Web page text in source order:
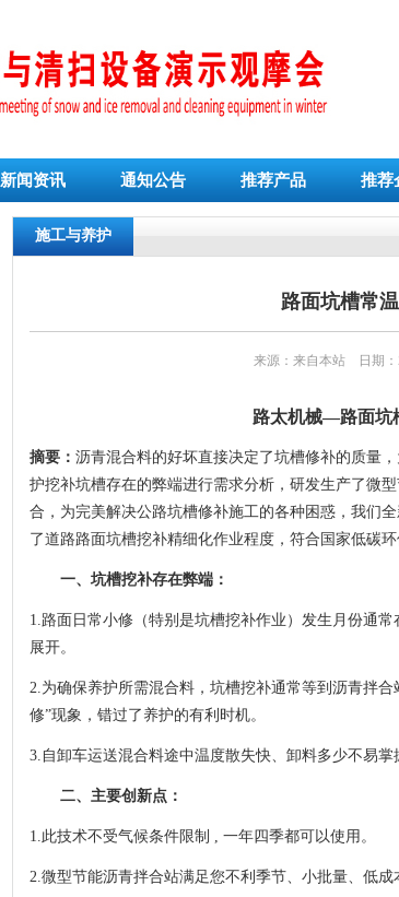
新闻资讯 通知公告 推荐产品 推荐
施工与养护
路面坑槽常
来源：来自本站 日期
路太机械—路面坑
摘要： 沥青混合料的好坏直接决定了坑槽修补的质量
护挖补坑槽存在的弊端进行需求分析，研发生产了微
合，为完美解决公路坑槽修补施工的各种困惑，我们
了道路路面坑槽挖补精细化作业程度，符合国家低碳环
一、坑槽挖补存在弊端：
1.路面日常小修（特别是坑槽挖补作业）发生月份通
展开。
2.为确保养护所需混合料，坑槽挖补通常等到沥青拌
修”现象，错过了养护的有利时机。
3.自卸车运送混合料途中温度散失快、卸料多少不易掌
二、主要创新点：
1.此技术不受气候条件限制 , 一年四季都可以使用。
2.微型节能沥青拌合站满足您不利季节、小批量、低成